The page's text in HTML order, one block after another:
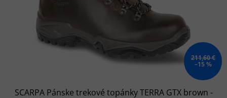
211,60 €
–15 %
SCARPA Pánske trekové topánky TERRA GTX brown -